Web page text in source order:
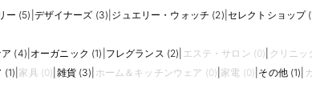
ーで支えつづける「エアウィーヴ」でありた
ー (5) デザイナーズ (3) ジュエリー・ウォッチ (2) セレクトショップ
ア (4) オーガニック (1) フレグランス (2) エステ・サロン (0) クリニッ
(1) 家具 (0) 雑貨 (3) ホーム＆キッチンウェア (0) 家電 (0) その他 (1)